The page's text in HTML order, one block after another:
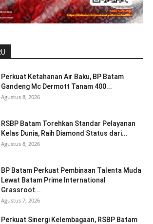
Perkuat Ketahanan Air Baku, BP Batam
Gandeng Mc Dermott Tanam 400...
Agustus 8, 2026
RSBP Batam Torehkan Standar Pelayanan
Kelas Dunia, Raih Diamond Status dari...
Agustus 8, 2026
BP Batam Perkuat Pembinaan Talenta Muda
Lewat Batam Prime International
Grassroot...
Agustus 7, 2026
Perkuat Sinergi Kelembagaan, RSBP Batam